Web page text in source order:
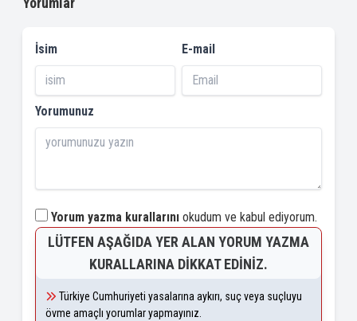
İsim E-mail
Yorumunuz
Yorum yazma kurallarını okudum ve kabul ediyorum.
LÜTFEN AŞAĞIDA YER ALAN YORUM YAZMA
KURALLARINA DIKKAT EDINIZ.
Türkiye Cumhuriyeti yasalarına aykırı, suç veya suçluyu
övme amaçlı yorumlar yapmayınız.